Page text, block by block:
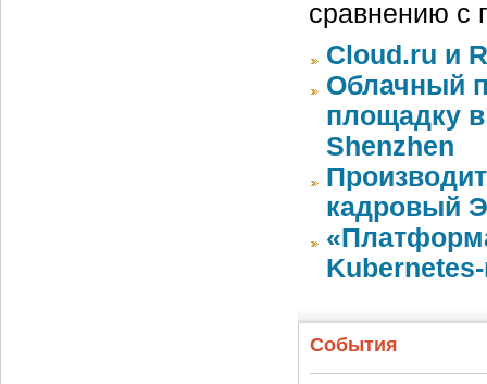
сравнению с
Cloud.ru и
Облачный
площадку в
Shenzhen
кадровый
События